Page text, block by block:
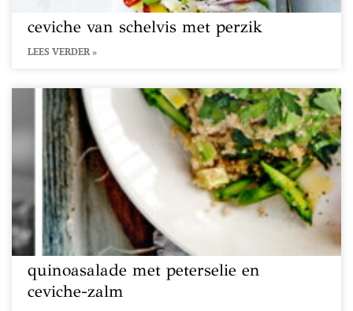
ceviche van schelvis met perzik
LEES VERDER »
quinoasalade met peterselie en
ceviche-zalm